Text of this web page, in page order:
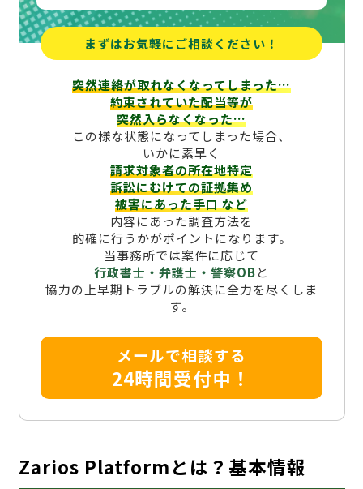
まずはお気軽にご相談ください！
突然連絡が取れなくなってしまった…
約束されていた配当等が
突然入らなくなった…
この様な状態になってしまった場合、
いかに素早く
請求対象者の所在地特定
訴訟にむけての証拠集め
被害にあった手口など
内容にあった調査方法を
的確に行うかがポイントになります。
当事務所では案件に応じて
行政書士・弁護士・警察OBと
協力の上早期トラブルの解決に全力を尽くしま
す。
メールで相談する
24時間受付中！
Zarios Platformとは？基本情報